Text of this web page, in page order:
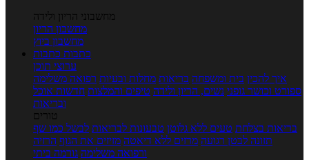
מחשבוני הריון ולידה
מחשבון הריון
מחשבון ביוץ
כתבות כתבות
ערוצי תוכן
איך להכין בית ומשפחה בריאות מחלות ובעיות רפואה משלימה
ספורט וכושר גופני נשים, הריון ולידה טיפים והמלצות חדשות אוכל
ובריאות
טורים
בריאות בצלחת טעים ללא גלוטן טבעונות לבריאות לבשל כמו שף
תזונה לבטן רגועה מרזים ללא דיאטה מזיזים את הגוף הרזיה
ורפואה משלימה גורמה ביתי